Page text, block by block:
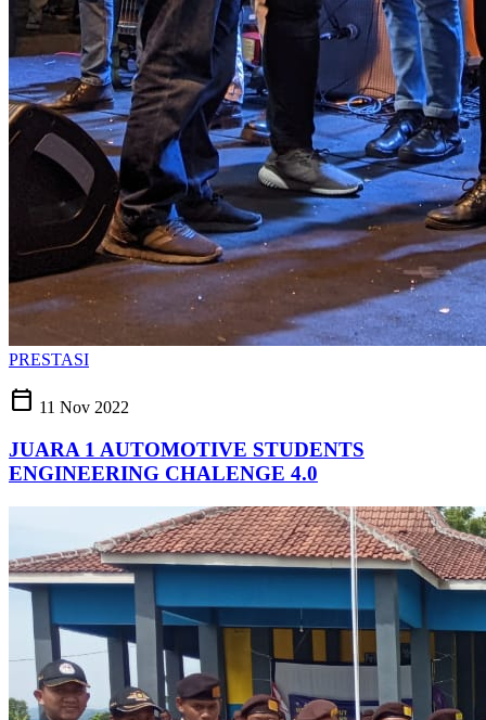
PRESTASI
calendar_today 11 Nov 2022
JUARA 1 AUTOMOTIVE STUDENTS
ENGINEERING CHALENGE 4.0